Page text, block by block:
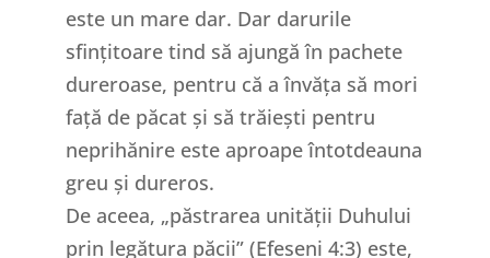
este un mare dar. Dar darurile
sfințitoare tind să ajungă în pachete
dureroase, pentru că a învăța să mori
față de păcat și să trăiești pentru
neprihănire este aproape întotdeauna
greu și dureros.
De aceea, „păstrarea unității Duhului
prin legătura păcii” (Efeseni 4:3) este,